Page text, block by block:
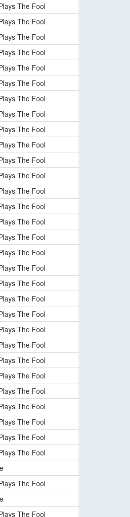
The Fool
The Fool
The Fool
The Fool
The Fool
The Fool
The Fool
The Fool
The Fool
The Fool
The Fool
The Fool
The Fool
The Fool
The Fool
The Fool
The Fool
The Fool
The Fool
The Fool
The Fool
The Fool
The Fool
The Fool
The Fool
The Fool
The Fool
The Fool
The Fool
The Fool
The Fool
The Fool